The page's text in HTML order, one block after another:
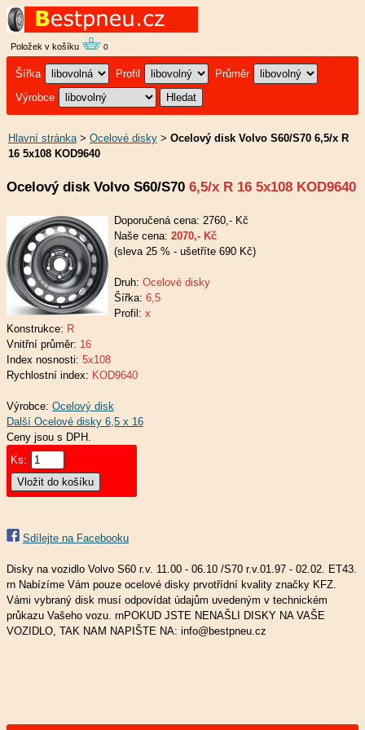
Položek v košíku 0
Šířka Profil
Průměr
Výrobce
Hlavní stránka> Ocelové disky > Ocelový disk Volvo S60/S70 6,5/x R
16 5x108 KOD9640
Ocelový disk Volvo S60/S70 6,5/x R 16 5x108 KOD9640
Doporučená cena: 2760,- Kč
Naše cena: 2070,- Kč
(sleva 25 % - ušetříte 690 Kč)
Druh: Ocelové disky
Šířka: 6,5
Profil: x
Konstrukce: R
Vnitřní průměr: 16
Index nosnosti: 5x108
Rychlostní index: KOD9640
Výrobce: Ocelový disk
Ceny jsou s DPH.
Ks:
Sdílejte na Facebooku
Disky na vozidlo Volvo S60 r.v. 11.00 - 06.10 /S70 r.v.01.97 - 02.02. ET43.
rn Nabízíme Vám pouze ocelové disky prvotřídní kvality značky KFZ.
Vámi vybraný disk musí odpovídat údajům uvedeným v technickém
průkazu Vašeho vozu. rnPOKUD JSTE NENAŠLI DISKY NA VAŠE
VOZIDLO, TAK NAM NAPIŠTE NA: info@bestpneu.cz